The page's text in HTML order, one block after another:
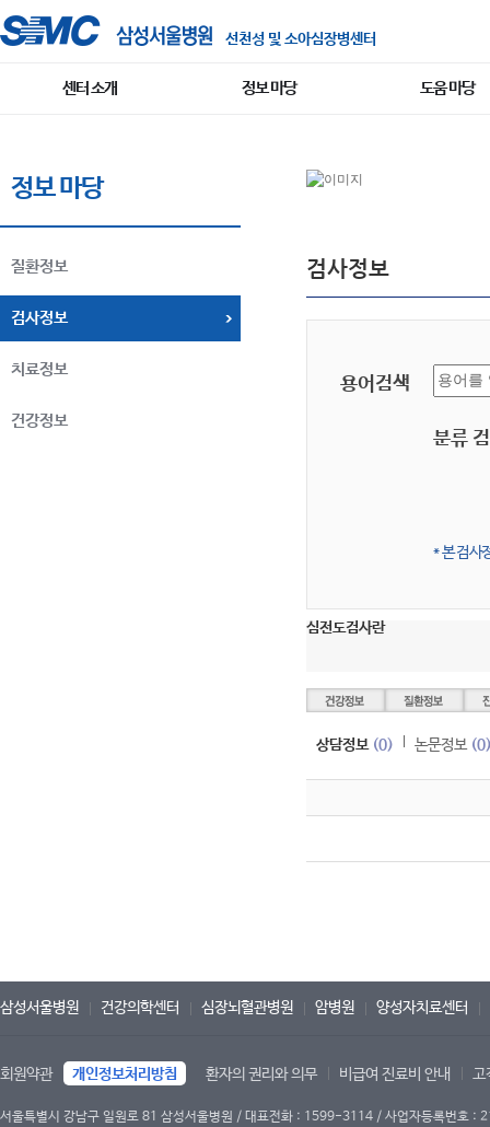
선천성 및 소아심장병센터
센터 소개 정보 마당 도움 마당
정보 마당
질환정보
검사정보
치료정보
건강정보
검사정보
용어검색
분류
* 본 검사
심전도검사란
상담정보 (0) 논문정보
삼성서울병원 건강의학센터 심장뇌혈관병원 암병원 양성자치료센터
회원약관 개인정보처리방침 환자의 권리와 의무 비급여 진료비 안내 고
서울특별시 강남구 일원로 81 삼성서울병원 / 대표전화 : 1599-3114 / 사업자등록번호